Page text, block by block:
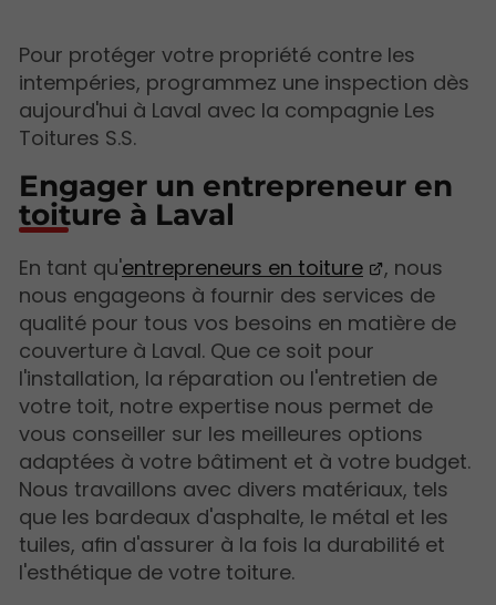
Pour protéger votre propriété contre les
intempéries, programmez une inspection dès
aujourd'hui à Laval avec la compagnie Les
Toitures S.S.
Engager un entrepreneur en
toiture à Laval
En tant qu'entrepreneurs en toiture
, nous
nous engageons à fournir des services de
qualité pour tous vos besoins en matière de
couverture à Laval. Que ce soit pour
l'installation, la réparation ou l'entretien de
votre toit, notre expertise nous permet de
vous conseiller sur les meilleures options
adaptées à votre bâtiment et à votre budget.
Nous travaillons avec divers matériaux, tels
que les bardeaux d'asphalte, le métal et les
tuiles, afin d'assurer à la fois la durabilité et
l'esthétique de votre toiture.